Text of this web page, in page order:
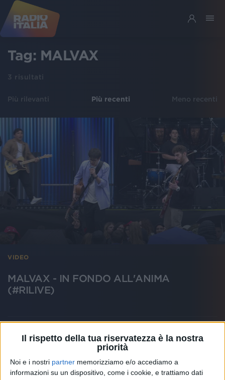
Il rispetto della tua riservatezza è la nostra
priorità
Noi e i nostri partner memorizziamo e/o accediamo a
informazioni su un dispositivo, come i cookie, e trattiamo dati
Tag: MALVAX
3 risultati
Più rilevanti Più recenti Meno recenti
VIDEO
MALVAX - IN FONDO ALL'ANIMA
(#RILIVE)